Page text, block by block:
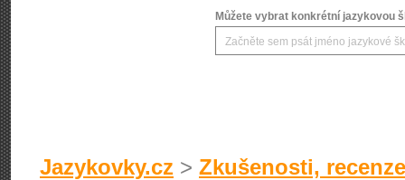
Můžete vybrat konkrétní jazykovou
Jazykovky.cz > Zkušenosti,